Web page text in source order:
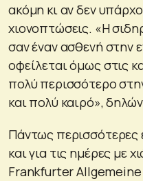
ακόμη κι αν δεν
χιονοπτώσεις. «Η
σαν έναν ασθενή στην
οφείλεται όμως στις
πολύ περισσότερο
και πολύ καιρό»,
Πάντως περισσότερες
και για τις ημέρες με
Frankfurter